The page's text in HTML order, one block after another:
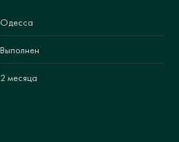
Одесса
Выполнен
2 месяца